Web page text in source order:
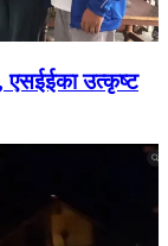
एसईईका उत्कृष्ट